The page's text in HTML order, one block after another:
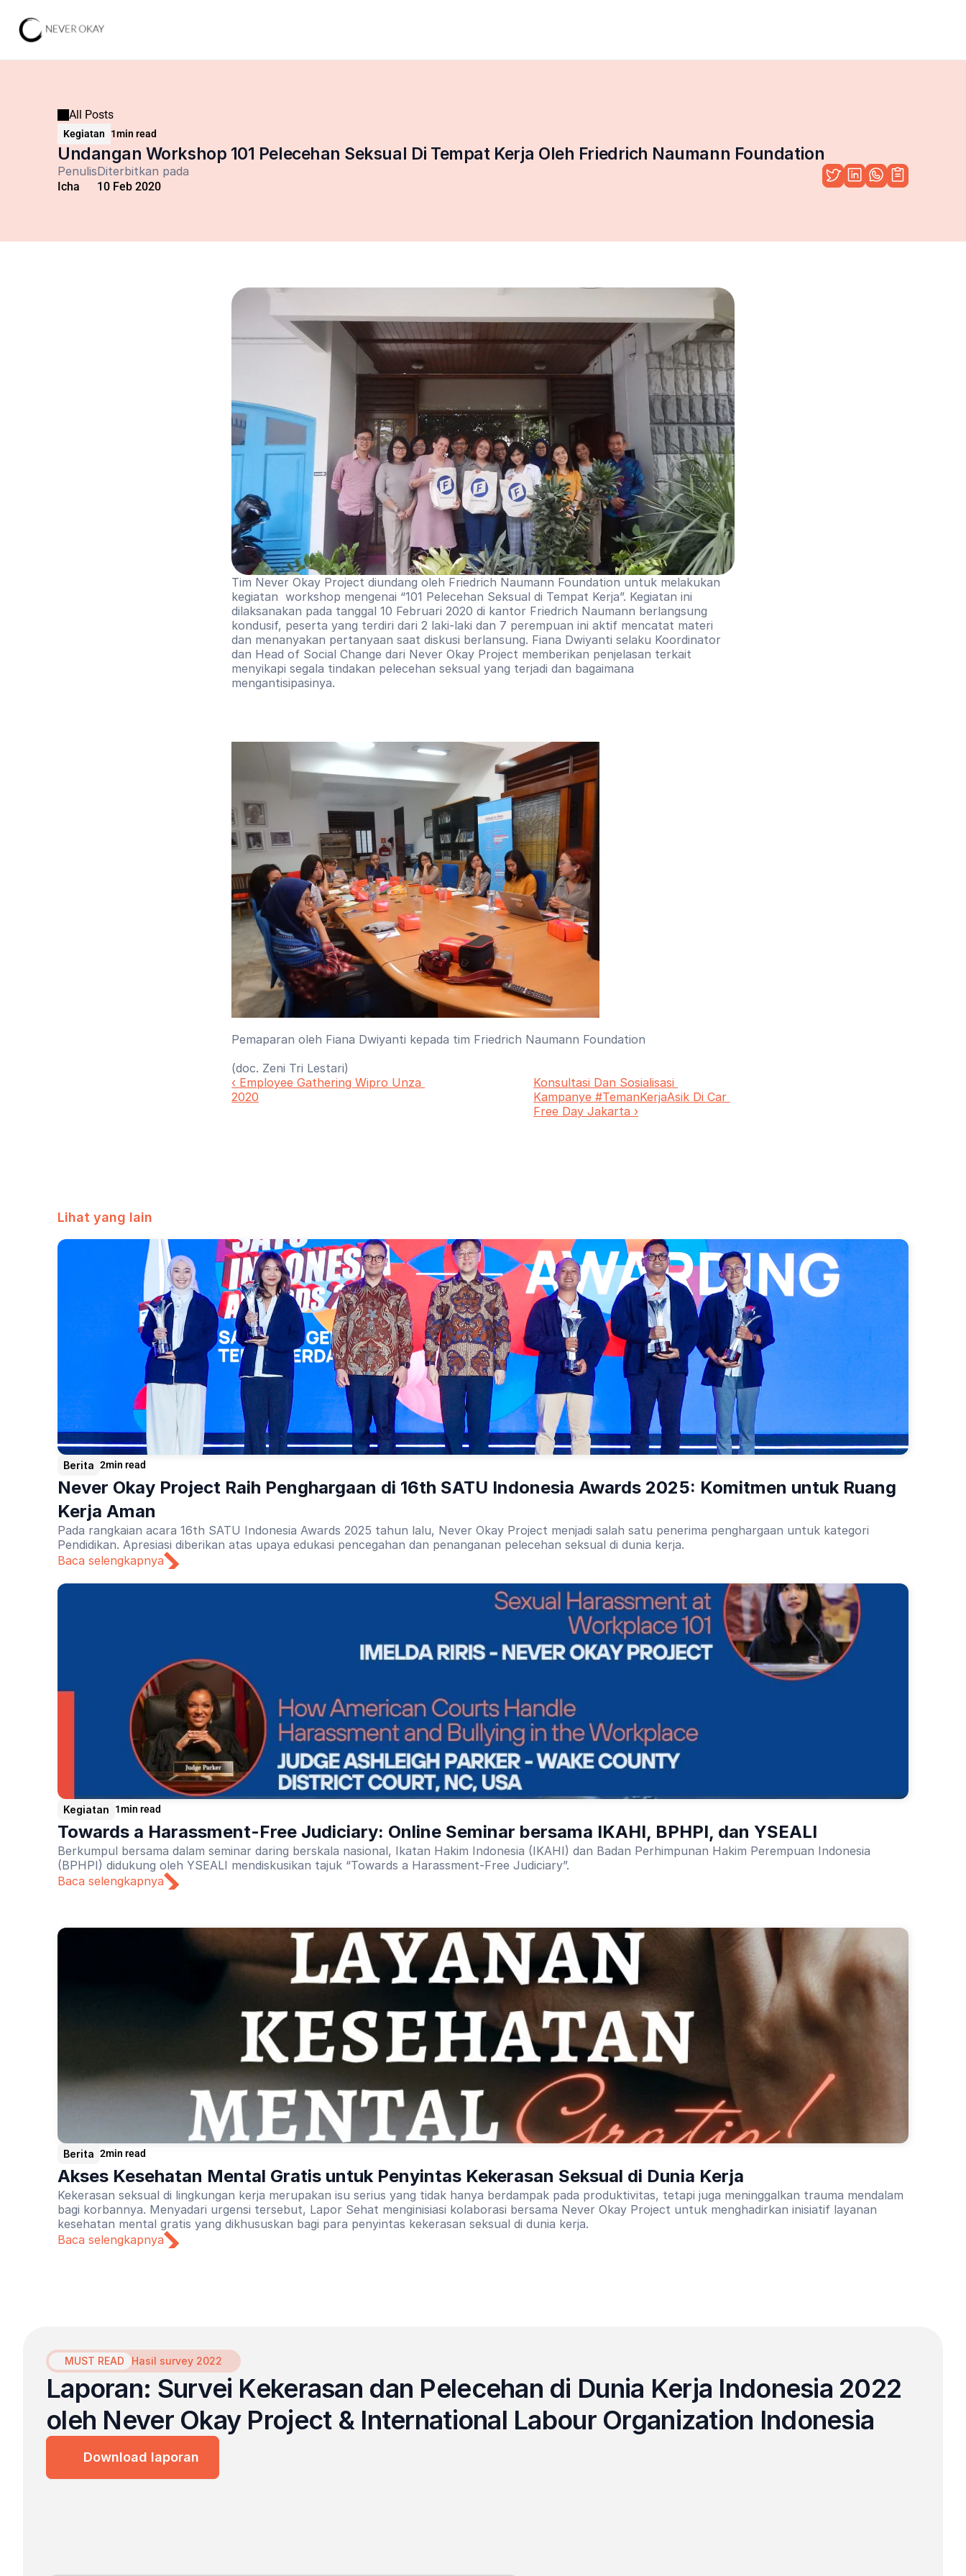
All Posts
Kegiatan 1min read
Undangan Workshop 101 Pelecehan Seksual Di Tempat Kerja Oleh Friedrich Naumann Foundation
Penulis
Icha
Diterbitkan pada
10 Feb 2020
Tim Never Okay Project diundang oleh Friedrich Naumann Foundation untuk melakukan
kegiatan  workshop mengenai “101 Pelecehan Seksual di Tempat Kerja”. Kegiatan ini
dilaksanakan pada tanggal 10 Februari 2020 di kantor Friedrich Naumann berlangsung
kondusif, peserta yang terdiri dari 2 laki-laki dan 7 perempuan ini aktif mencatat materi
dan menanyakan pertanyaan saat diskusi berlansung. Fiana Dwiyanti selaku Koordinator
dan Head of Social Change dari Never Okay Project memberikan penjelasan terkait
menyikapi segala tindakan pelecehan seksual yang terjadi dan bagaimana
mengantisipasinya.
Pemaparan oleh Fiana Dwiyanti kepada tim Friedrich Naumann Foundation
(doc. Zeni Tri Lestari)
‹ Employee Gathering Wipro Unza
2020
Konsultasi Dan Sosialisasi
Kampanye #TemanKerjaAsik Di Car
Free Day Jakarta ›
Lihat yang lain
Berita 2min read
Never Okay Project Raih Penghargaan di 16th SATU Indonesia Awards 2025: Komitmen untuk Ruang
Kerja Aman
Pada rangkaian acara 16th SATU Indonesia Awards 2025 tahun lalu, Never Okay Project menjadi salah satu penerima penghargaan untuk kategori
Pendidikan. Apresiasi diberikan atas upaya edukasi pencegahan dan penanganan pelecehan seksual di dunia kerja.
Baca selengkapnya
Kegiatan 1min read
Towards a Harassment-Free Judiciary: Online Seminar bersama IKAHI, BPHPI, dan YSEALI
Berkumpul bersama dalam seminar daring berskala nasional, Ikatan Hakim Indonesia (IKAHI) dan Badan Perhimpunan Hakim Perempuan Indonesia
(BPHPI) didukung oleh YSEALI mendiskusikan tajuk “Towards a Harassment-Free Judiciary”.
Baca selengkapnya
Berita 2min read
Akses Kesehatan Mental Gratis untuk Penyintas Kekerasan Seksual di Dunia Kerja
Kekerasan seksual di lingkungan kerja merupakan isu serius yang tidak hanya berdampak pada produktivitas, tetapi juga meninggalkan trauma mendalam
bagi korbannya. Menyadari urgensi tersebut, Lapor Sehat menginisiasi kolaborasi bersama Never Okay Project untuk menghadirkan inisiatif layanan
kesehatan mental gratis yang dikhususkan bagi para penyintas kekerasan seksual di dunia kerja.
Baca selengkapnya
MUST READ Hasil survey 2022
Laporan: Survei Kekerasan dan Pelecehan di Dunia Kerja Indonesia 2022
oleh Never Okay Project & International Labour Organization Indonesia
Download laporan